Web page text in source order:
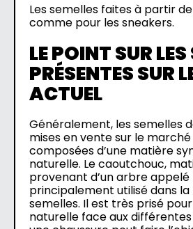
Les semelles faites à partir
comme pour les sneakers.
LE POINT SUR LES
PRÉSENTES SUR
ACTUEL
Généralement, les semelles
mises en vente sur le
composées d’une matière
naturelle. Le caoutchouc,
provenant d’un arbre appelé
principalement utilisé dans
semelles. Il est très prisé
naturelle face aux